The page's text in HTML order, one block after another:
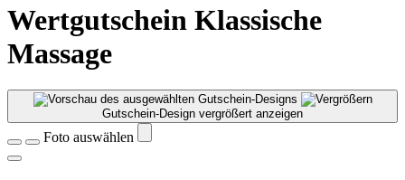
Wertgutschein Klassische
Massage
Gutschein-Design vergrößert anzeigen
Foto auswählen